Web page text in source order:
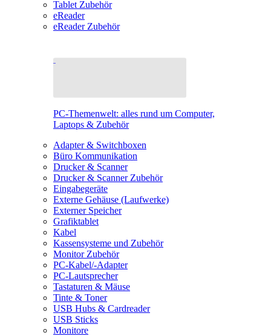
Tablet Zubehör
eReader
eReader Zubehör
PC-Themenwelt: alles rund um Computer,
Laptops & Zubehör
Adapter & Switchboxen
Büro Kommunikation
Drucker & Scanner
Drucker & Scanner Zubehör
Eingabegeräte
Externe Gehäuse (Laufwerke)
Externer Speicher
Grafiktablet
Kabel
Kassensysteme und Zubehör
Monitor Zubehör
PC-Kabel/-Adapter
PC-Lautsprecher
Tastaturen & Mäuse
Tinte & Toner
USB Hubs & Cardreader
USB Sticks
Monitore